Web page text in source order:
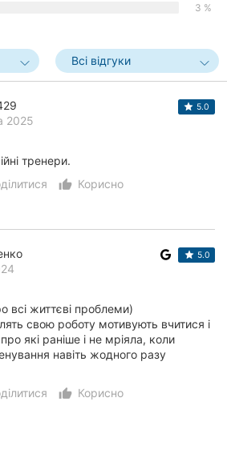
3 %
Всі відгуки
2025
5.0
тренери.
thumb_up_alt
Корисно
5.0
всі життєві проблеми)
свою роботу мотивують вчитися і
які раніше і не мріяла, коли
навіть жодного разу
моє тіло стало здор...
thumb_up_alt
Корисно